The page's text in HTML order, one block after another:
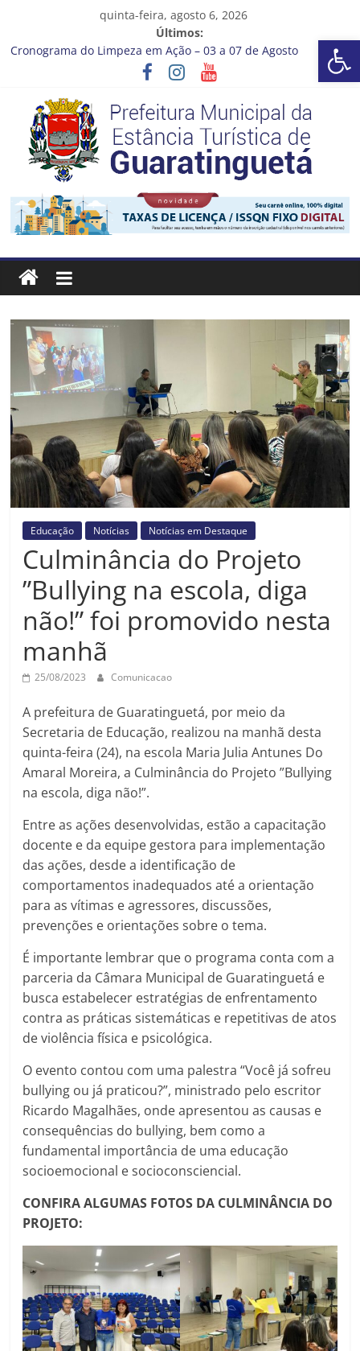
Barra de Ferramentas Aberta
quinta-feira, agosto 6, 2026
Últimos:
Cronograma do Limpeza em Ação – 03 a 07 de Agosto
Prefeitura de Guaratinguetá entrega revitalização da Praça
Vem conferir como nossos alunos estão ainda mais lindos!
CRONOGRAMA DE LAVAGEM E LIMPEZA DOS RESERVATÓRIOS
Guaratinguetá se destaca em competições esportivas da
região
Prefeitura
Estância
Turística
Guaratinguetá
Prefeitura
Estância
Turística
Guaratinguetá
Educação Notícias Notícias em Destaque
Culminância do Projeto
”Bullying na escola, diga
não!” foi promovido nesta
manhã
25/08/2023 Comunicacao
A prefeitura de Guaratinguetá, por meio da
Secretaria de Educação, realizou na manhã desta
quinta-feira (24), na escola Maria Julia Antunes Do
Amaral Moreira, a Culminância do Projeto ”Bullying
na escola, diga não!”.
Entre as ações desenvolvidas, estão a capacitação
docente e da equipe gestora para implementação
das ações, desde a identificação de
comportamentos inadequados até a orientação
para as vítimas e agressores, discussões,
prevenções e orientações sobre o tema.
É importante lembrar que o programa conta com a
parceria da Câmara Municipal de Guaratinguetá e
busca estabelecer estratégias de enfrentamento
contra as práticas sistemáticas e repetitivas de atos
de violência física e psicológica.
O evento contou com uma palestra “Você já sofreu
bullying ou já praticou?”, ministrado pelo escritor
Ricardo Magalhães, onde apresentou as causas e
consequências do bullying, bem como a
fundamental importância de uma educação
socioemocional e socioconsciencial.
CONFIRA ALGUMAS FOTOS DA CULMINÂNCIA DO
PROJETO: